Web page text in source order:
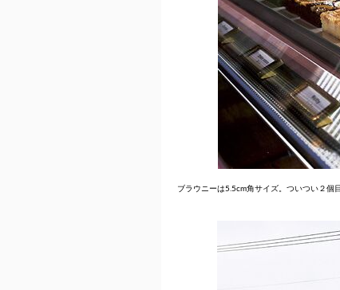
ブラウニーは5.5cm角サイズ。ついつい２個